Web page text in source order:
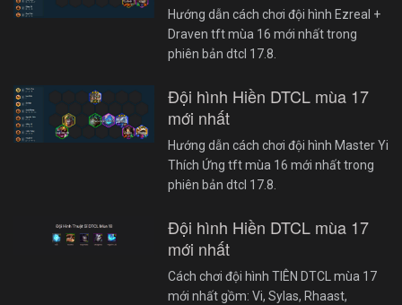
Hướng dẫn cách chơi đội hình Ezreal +
Draven tft mùa 16 mới nhất trong
phiên bản dtcl 17.8.
Đội hình Hiền DTCL mùa 17
mới nhất
Hướng dẫn cách chơi đội hình Master Yi
Thích Ứng tft mùa 16 mới nhất trong
phiên bản dtcl 17.8.
Đội hình Hiền DTCL mùa 17
mới nhất
Cách chơi đội hình TIÊN DTCL mùa 17
mới nhất gồm: Vi, Sylas, Rhaast,